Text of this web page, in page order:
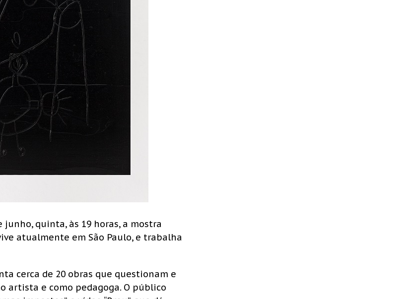
junho, quinta, às 19 horas, a mostra
atualmente em São Paulo, e trabalha
cerca de 20 obras que questionam e
artista e como pedagoga. O público